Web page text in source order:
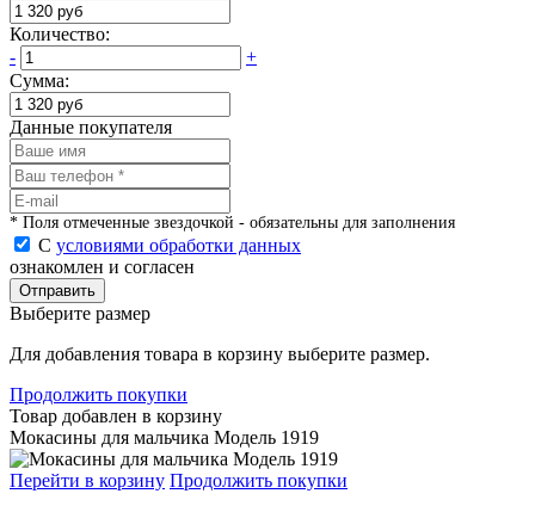
Количество:
-
+
Сумма:
Данные покупателя
* Поля отмеченные звездочкой - обязательны для заполнения
С условиями обработки данных
ознакомлен и согласен
Отправить
Выберите размер
Для добавления товара в корзину выберите размер.
Продолжить покупки
Товар добавлен в корзину
Мокасины для мальчика Модель 1919
Перейти в корзину Продолжить покупки